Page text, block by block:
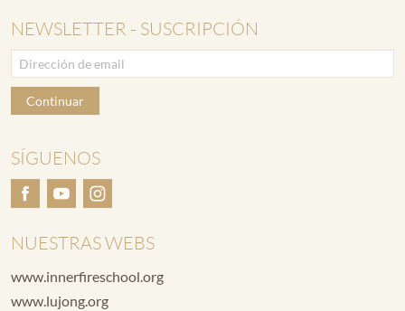
NEWSLETTER - SUSCRIPCIÓN
Continuar
SÍGUENOS
NUESTRAS WEBS
www.innerfireschool.org
www.lujong.org